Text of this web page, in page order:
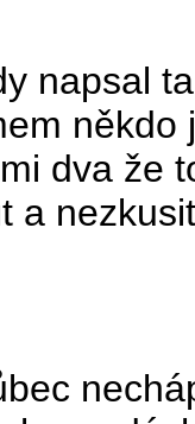
napsal
dva že
a